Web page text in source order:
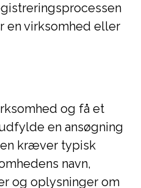
en virksomhed eller
og få et
en ansøgning
kræver typisk
navn,
og oplysninger om